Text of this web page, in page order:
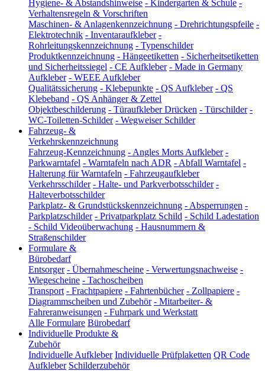
Hygiene- & Abstandshinweise - Kindergarten & Schule -
Verhaltensregeln & Vorschriften
Maschinen- & Anlagenkennzeichnung - Drehrichtungspfeile -
Elektrotechnik - Inventaraufkleber -
Rohrleitungskennzeichnung - Typenschilder
Produktkennzeichnung - Hängeetiketten - Sicherheitsetiketten
und Sicherheitssiegel - CE Aufkleber - Made in Germany
Aufkleber - WEEE Aufkleber
Qualitätssicherung - Klebepunkte - QS Aufkleber - QS
Klebeband - QS Anhänger & Zettel
Objektbeschilderung - Türaufkleber Drücken - Türschilder -
WC-Toiletten-Schilder - Wegweiser Schilder
Fahrzeug- &
Verkehrskennzeichnung
Fahrzeug-Kennzeichnung - Angles Morts Aufkleber -
Parkwarntafel - Warntafeln nach ADR - Abfall Warntafel -
Halterung für Warntafeln - Fahrzeugaufkleber
Verkehrsschilder - Halte- und Parkverbotsschilder -
Halteverbotsschilder
Parkplatz- & Grundstückskennzeichnung - Absperrungen -
Parkplatzschilder - Privatparkplatz Schild - Schild Ladestation
- Schild Videoüberwachung - Hausnummern &
Straßenschilder
Formulare &
Bürobedarf
Entsorger - Übernahmescheine - Verwertungsnachweise -
Wiegescheine - Tachoscheiben
Transport - Frachtpapiere - Fahrtenbücher - Zollpapiere -
Diagrammscheiben und Zubehör - Mitarbeiter- &
Fahreranweisungen - Fuhrpark und Werkstatt
Alle Formulare Bürobedarf
Individuelle Produkte &
Zubehör
Individuelle Aufkleber Individuelle Prüfplaketten QR Code
Aufkleber Schilderzubehör